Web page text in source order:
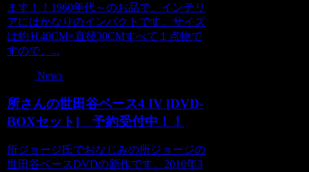
ます！！1960年代～のお品で、インテリ
アにはかなりのインパクトです。サイズ
は約Ｈ40CM×直径30CMすべて１点物で
すので、...
News
所さんの世田谷ベース4 IV [DVD-
BOXセット] 予約受付中！！
所ジョージ氏でおなじみの所ジョージの
世田谷ベースDVDの新作です。2010年3